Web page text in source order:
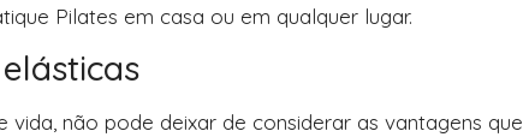
Pilates em casa ou em qualquer lugar.
não pode deixar de considerar as vantagens que